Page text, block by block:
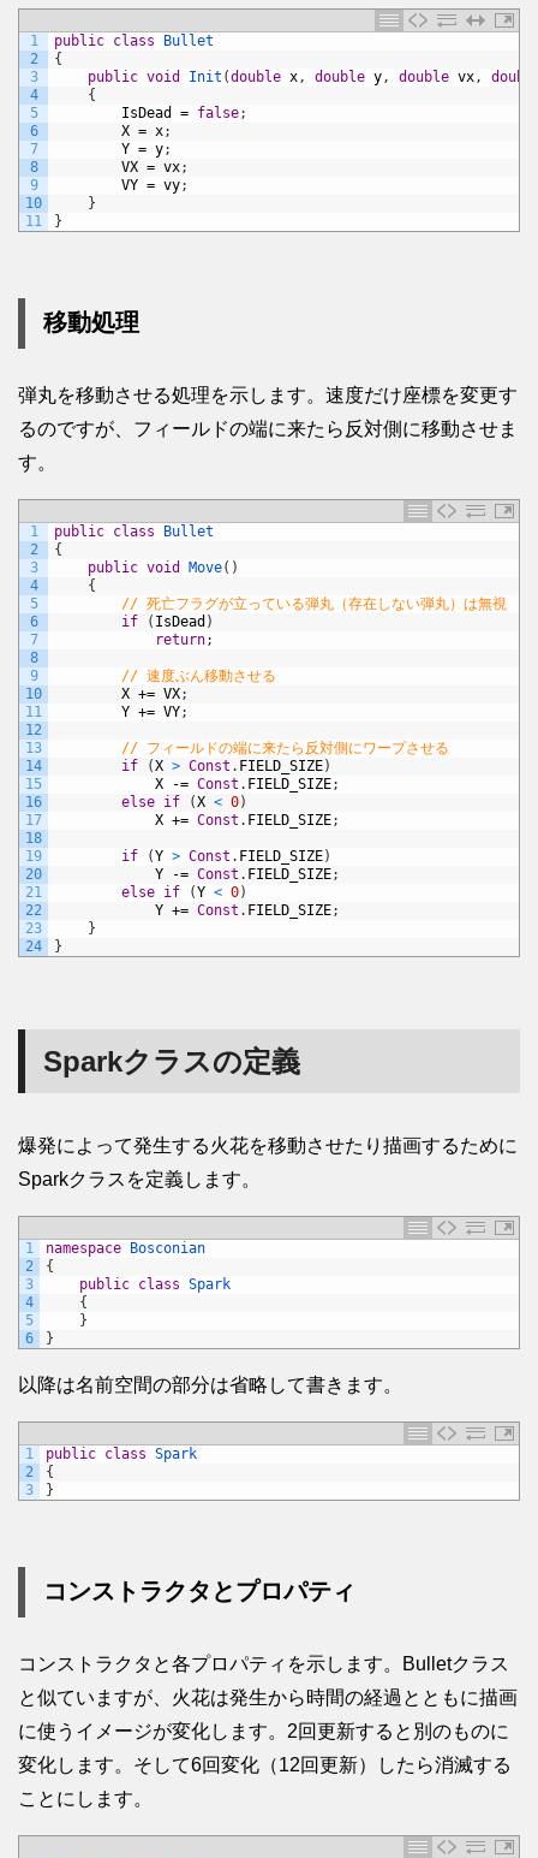
1
2
3
4
5
6
7
8
9
10
11
public class
Bullet
{
public void Init (double x, double y, double vx,
{
IsDead
= false;
X = x;
Y = y;
VX = vx;
VY = vy;
}
}
移動処理
弾丸を移動させる処理を示します。速度だけ座標を変更す
るのですが、フィールドの端に来たら反対側に移動させま
す。
1
2
3
4
5
6
7
8
9
10
11
12
13
14
15
16
17
18
19
20
21
22
23
24
public class
Bullet
{
public void Move( )
{
// 死亡フラグが立っている弾丸（存在しない弾丸）は無視
if
( IsDead )
return;
// 速度ぶん移動させる
X += VX;
Y += VY;
// フィールドの端に来たら反対側にワープさせる
if
(X > Const . FIELD_SIZE)
X
-= Const . FIELD_SIZE;
else if (X < 0)
X += Const . FIELD_SIZE;
if (Y > Const . FIELD_SIZE)
Y
-= Const . FIELD_SIZE;
else if (Y < 0)
Y += Const . FIELD_SIZE;
}
}
Sparkクラスの定義
爆発によって発生する火花を移動させたり描画するために
Sparkクラスを定義します。
1
2
3
4
5
6
namespace
Bosconian
{
public class Spark
{
}
}
以降は名前空間の部分は省略して書きます。
1
2
3
public class Spark
{
}
コンストラクタとプロパティ
コンストラクタと各プロパティを示します。Bulletクラス
と似ていますが、火花は発生から時間の経過とともに描画
に使うイメージが変化します。2回更新すると別のものに
変化します。そして6回変化（12回更新）したら消滅する
ことにします。